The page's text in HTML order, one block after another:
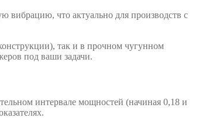
вибрацию, что актуально для производств с
так и в прочном чугунном
под ваши задачи.
интервале мощностей (начиная 0,18 и